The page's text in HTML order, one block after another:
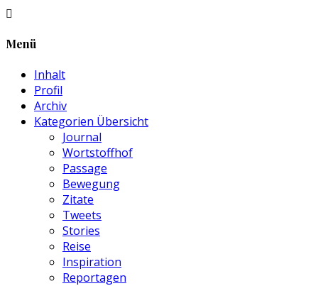
Menü
Inhalt
Profil
Archiv
Kategorien Übersicht
Journal
Wortstoffhof
Passage
Bewegung
Zitate
Tweets
Stories
Reise
Inspiration
Reportagen